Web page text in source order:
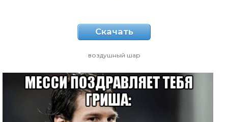
Скачать
воздушный шар